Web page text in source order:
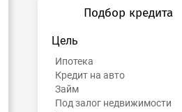
Подбор кредита
Цель
Ипотека
Кредит на авто
Займ
Под залог недвижимости